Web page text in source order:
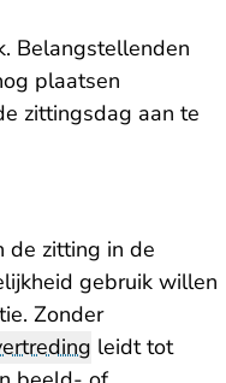
Belangstellenden
plaatsen
zittingsdag aan te
de zitting in de
gebruik willen
Zonder
leidt tot